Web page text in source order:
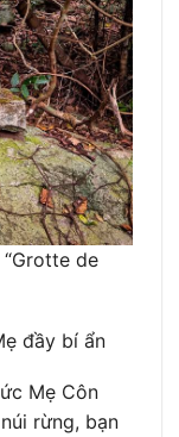
de
đầy bí ẩn
Mẹ Côn
rừng, bạn